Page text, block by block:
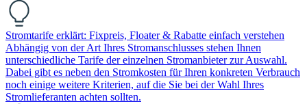
Stromtarife erklärt: Fixpreis, Floater & Rabatte einfach verstehen
Abhängig von der Art Ihres Stromanschlusses stehen Ihnen
unterschiedliche Tarife der einzelnen Stromanbieter zur Auswahl.
Dabei gibt es neben den Stromkosten für Ihren konkreten Verbrauch
noch einige weitere Kriterien, auf die Sie bei der Wahl Ihres
Stromlieferanten achten sollten.